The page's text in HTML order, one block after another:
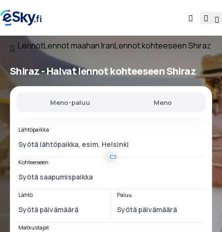
LennotLennot maahan IranLennot kohteeseen Shiraz
Shiraz - Halvat lennot kohteeseen Shiraz
Meno-paluu Meno
Lähtöpaikka
Kohteeseen
Lähtö Paluu
Matkustajat